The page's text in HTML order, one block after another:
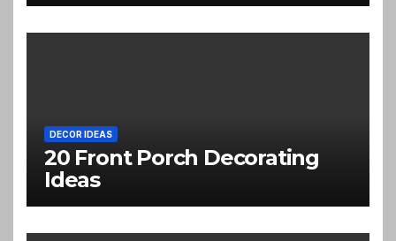
DECOR IDEAS
20 Front Porch Decorating
Ideas